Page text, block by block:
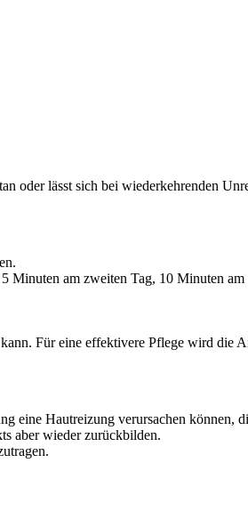
oder lässt sich bei wiederkehrenden
Minuten am zweiten Tag, 10 Minuten
Für eine effektivere Pflege wird die
eine Hautreizung verursachen können,
aber wieder zurückbilden.